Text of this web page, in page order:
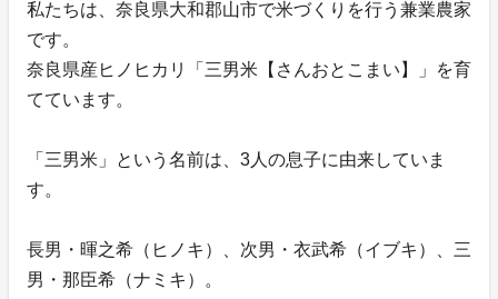
私たちは、奈良県大和郡山市で米づくりを行う兼業農家
です。
奈良県産ヒノヒカリ「三男米【さんおとこまい】」を育
てています。
「三男米」という名前は、3人の息子に由来していま
す。
長男・暉之希（ヒノキ）、次男・衣武希（イブキ）、三
男・那臣希（ナミキ）。